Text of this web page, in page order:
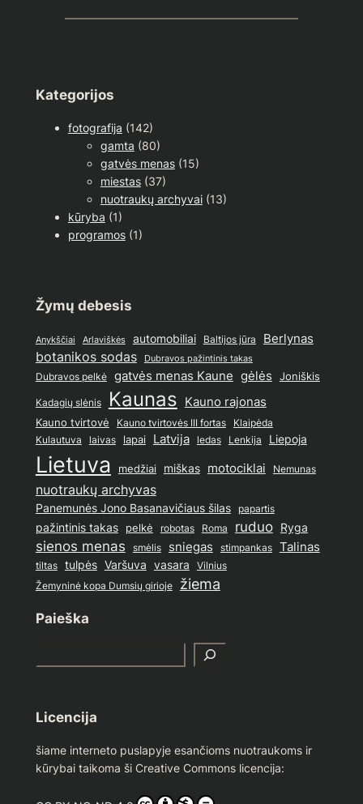
Kategorijos
fotografija (142)
gamta (80)
gatvės menas(15)
miestas(37)
nuotraukų archyvai(13)
kūryba (1)
programos(1)
Žymų debesis
Anykščiai Arlaviškės automobiliai Baltijos jūra
Berlynas
botanikos sodas
Dubravos pažintinis takas
Dubravos pelkė gatvės menas Kaune gėlės Joniškis
Kadagių slėnis Kaunas Kauno rajonas
Kauno tvirtovė Kauno tvirtovės III fortas Klaipėda
Kulautuva laivas lapai Latvija ledas Lenkija Liepoja
Lietuva medžiai miškas motociklai Nemunas
nuotraukų archyvas
Panemunės Jono Basanavičiaus šilas papartis
pažintinis takas pelkė robotas Roma ruduo Ryga
sienos menas smėlis sniegas stimpankas Talinas
tiltas tulpės Varšuva vasara Vilnius
Žemyninė kopa Dumsių girioje žiema
Paieška
e
c
Licencija
šiame interneto puslapyje esančioms nuotraukoms ir
kūrybai taikoma ši Creative Commons licencija: